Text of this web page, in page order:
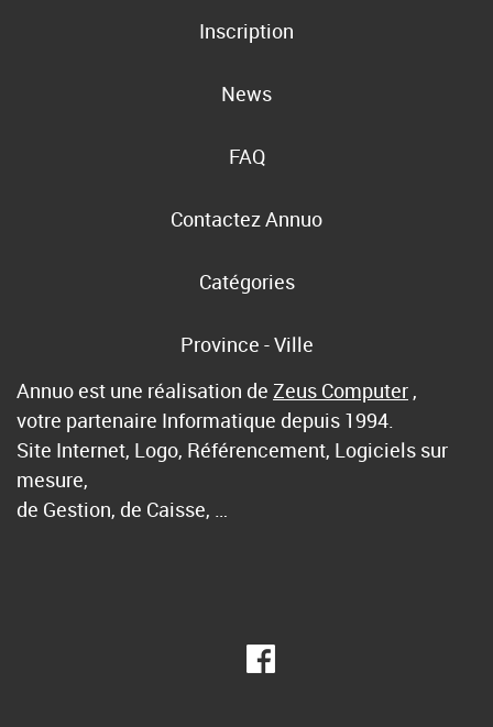
Inscription
News
FAQ
Contactez Annuo
Catégories
Province - Ville
Annuo est une réalisation de Zeus Computer ,
votre partenaire Informatique depuis 1994.
Site Internet, Logo, Référencement, Logiciels sur
mesure,
de Gestion, de Caisse, …